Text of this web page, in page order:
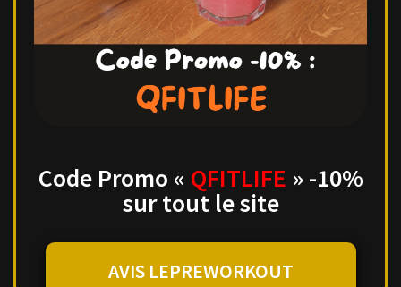
Code Promo « QFITLIFE » -10%
sur tout le site
AVIS LEPREWORKOUT